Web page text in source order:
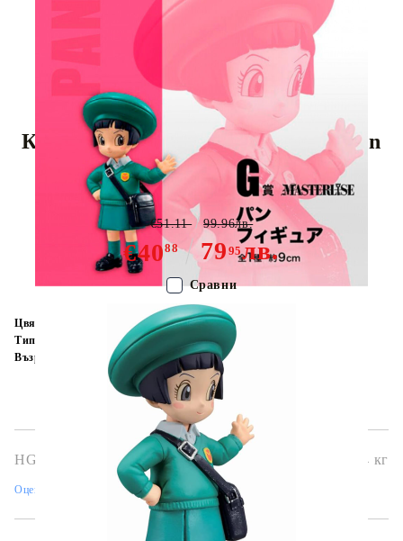
Dragon Ball Super Hero
Колекционерска Фигурка Ichiban
Kuji: Pan
€4088 79 95лв.
€51.11 99.96лв.
Цвят:
Многоцветен
Тип:
Възраст:
HGA7556 0.314 кг
Оцени продукта
Сравни